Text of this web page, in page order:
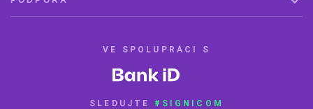
VE SPOLUPRÁCI S
SLEDUJTE #SIGNICOM